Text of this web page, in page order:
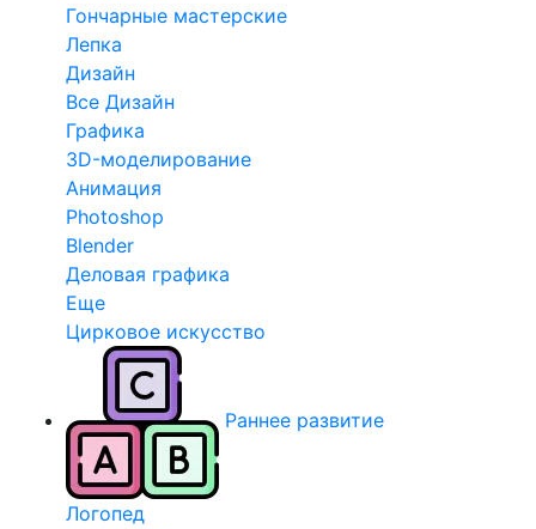
Гончарные мастерские
Лепка
Дизайн
Все Дизайн
Графика
3D-моделирование
Анимация
Photoshop
Blender
Деловая графика
Еще
Цирковое искусство
Раннее развитие
Логопед